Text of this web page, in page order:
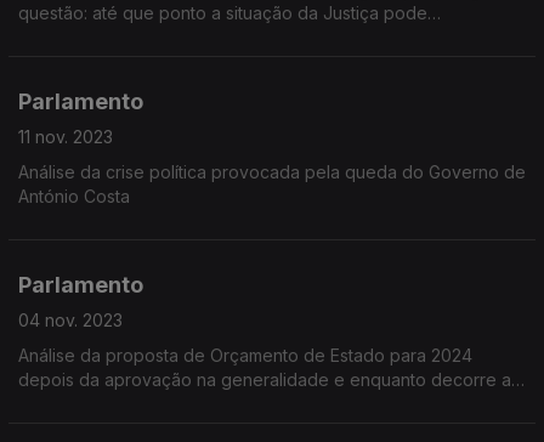
questão: até que ponto a situação da Justiça pode
Parlamento
11 nov. 2023
Análise da crise política provocada pela queda do Governo de
António Costa
Parlamento
04 nov. 2023
Análise da proposta de Orçamento de Estado para 2024
depois da aprovação na generalidade e enquanto decorre a